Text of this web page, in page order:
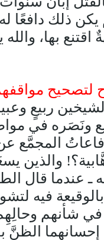
ذلك دافعًا
بها،
لتصحيح
ربيعٍ
ونَصَره في
المجمَّع
والذين
ـ عندما قال
فيه
شأنهم
إحسانهما